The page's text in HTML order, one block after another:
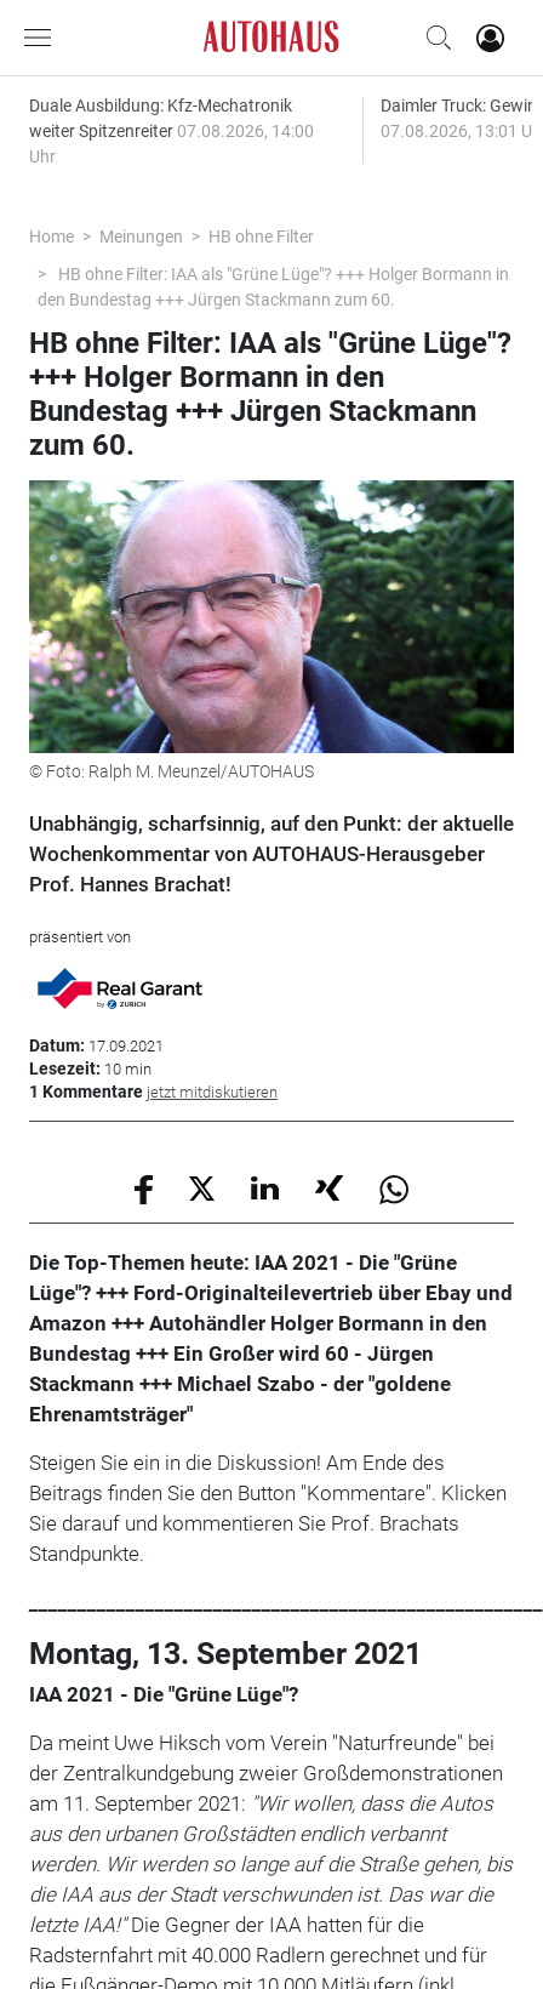
Duale Ausbildung: Kfz-Mechatronik
weiter Spitzenreiter 07.08.2026, 14:00
Uhr
Daimler Truck:
07.08.2026, 13:01
Home Meinungen
HB ohne Filter
HB ohne Filter: IAA als "Grüne Lüge"? +++ Holger Bormann in
den Bundestag +++ Jürgen Stackmann zum 60.
HB ohne Filter: IAA als "Grüne Lüge"?
+++ Holger Bormann in den
Bundestag +++ Jürgen Stackmann
zum 60.
© Foto: Ralph M. Meunzel/AUTOHAUS
Unabhängig, scharfsinnig, auf den Punkt: der aktuelle
Wochenkommentar von AUTOHAUS-Herausgeber
Prof. Hannes Brachat!
präsentiert von
Datum: 17.09.2021
Lesezeit: 10 min
1 Kommentare jetzt mitdiskutieren
Die Top-Themen heute: IAA 2021 - Die "Grüne
Lüge"? +++ Ford-Originalteilevertrieb über Ebay und
Amazon +++ Autohändler Holger Bormann in den
Bundestag +++ Ein Großer wird 60 - Jürgen
Stackmann +++ Michael Szabo - der "goldene
Ehrenamtsträger"
Steigen Sie ein in die Diskussion! Am Ende des
Beitrags finden Sie den Button "Kommentare". Klicken
Sie darauf und kommentieren Sie Prof. Brachats
Standpunkte.
Montag, 13. September 2021
IAA 2021 - Die "Grüne Lüge"?
Da meint Uwe Hiksch vom Verein "Naturfreunde" bei
der Zentralkundgebung zweier Großdemonstrationen
am 11. September 2021: "Wir wollen, dass die Autos
aus den urbanen Großstädten endlich verbannt
werden. Wir werden so lange auf die Straße gehen, bis
die IAA aus der Stadt verschwunden ist. Das war die
letzte IAA!"Die Gegner der IAA hatten für die
Radsternfahrt mit 40.000 Radlern gerechnet und für